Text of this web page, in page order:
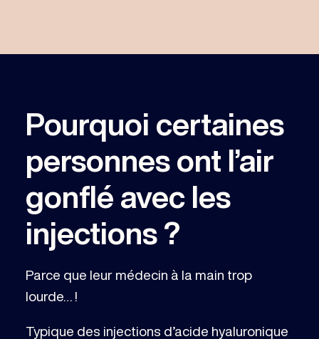
Pourquoi certaines
personnes ont l’air
gonflé avec les
injections ?
Parce que leur médecin à la main trop
lourde… !
Typique des injections d’acide hyaluronique